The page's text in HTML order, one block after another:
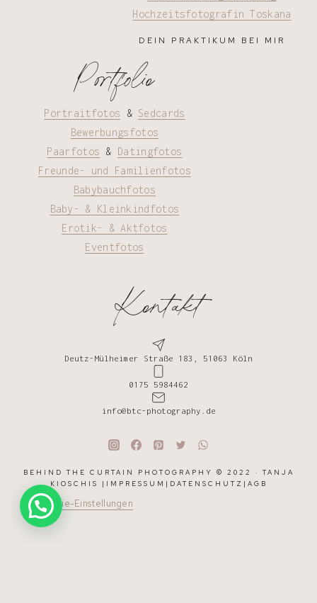
Hochzeitsfotografin Toskana
DEIN PRAKTIKUM BEI MIR
Portfolio
Portraitfotos & Sedcards
Bewerbungsfotos
Paarfotos & Datingfotos
Freunde- und Familienfotos
Babybauchfotos
Baby- & Kleinkindfotos
Erotik- & Aktfotos
Eventfotos
Kontakt
Deutz-Mülheimer Straße 183, 51063 Köln
0175 5984462
info@btc-photography.de
BEHIND THE CURTAIN PHOTOGRAPHY © 2022 · TANJA
KIOSCHIS | IMPRESSUM | DATENSCHUTZ | AGB
Cookie-Einstellungen